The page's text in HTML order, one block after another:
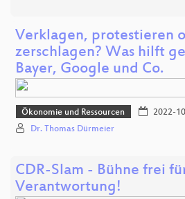
Verklagen, protestieren
zerschlagen? Was hilft
Bayer, Google und Co.
Ökonomie und Ressourcen 2022-
Dr. Thomas Dürmeier
CDR-Slam - Bühne frei
Verantwortung!